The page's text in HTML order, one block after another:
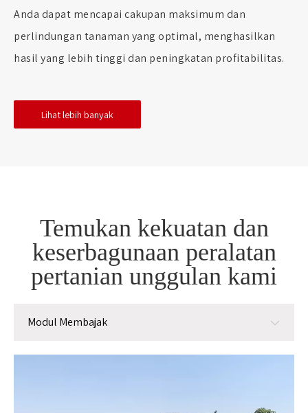
Anda dapat mencapai cakupan maksimum dan
perlindungan tanaman yang optimal, menghasilkan
hasil yang lebih tinggi dan peningkatan profitabilitas.
Lihat lebih banyak
Temukan kekuatan dan
keserbagunaan peralatan
pertanian unggulan kami
Modul Membajak
Modul Membajak